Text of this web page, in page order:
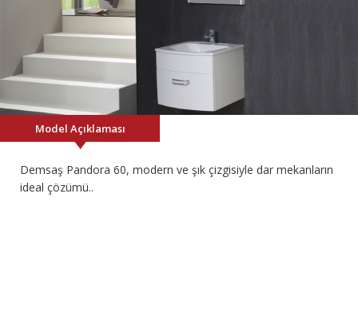
Model Açıklaması
Demsaş Pandora 60, modern ve şık çizgisiyle dar mekanların
ideal çözümü..